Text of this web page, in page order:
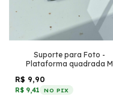
Suporte para Foto -
Plataforma quadrada M
R$ 9,90
R$ 9,41 NO PIX